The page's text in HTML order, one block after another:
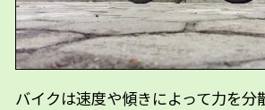
バイクは速度や傾きによって力を分